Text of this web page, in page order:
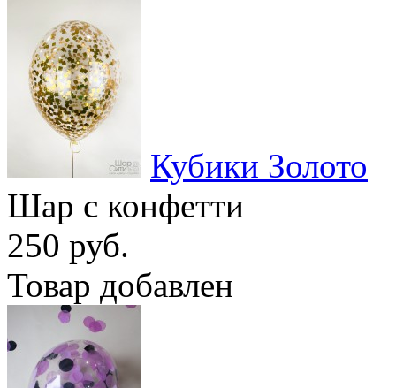
Кубики Золото
Шар с конфетти
250 руб.
Товар добавлен